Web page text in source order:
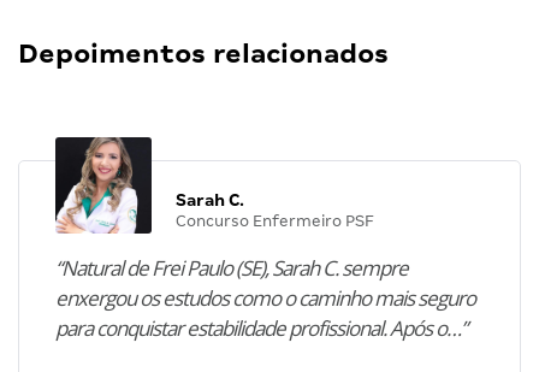
Depoimentos relacionados
Sarah C.
Concurso Enfermeiro PSF
“Natural de Frei Paulo (SE), Sarah C. sempre
enxergou os estudos como o caminho mais seguro
para conquistar estabilidade profissional. Após o…”